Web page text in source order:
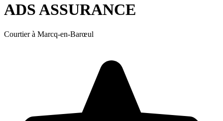
ADS ASSURANCE
Courtier à Marcq-en-Barœul